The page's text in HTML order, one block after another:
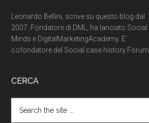
Leonardo Bellini, scrive su questo blog dal
2007. Fondatore di DML, ha lanciato Social
Minds e DigitalMarketingAcademy. E'
cofondatore del Social case history Forum.
CERCA